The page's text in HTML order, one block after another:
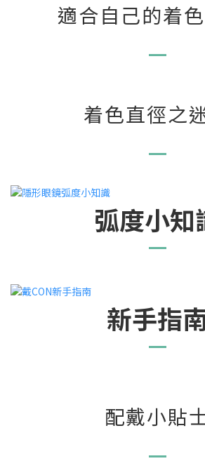
適合自己的着
着色直徑之
弧度小知
新手指
配戴小貼